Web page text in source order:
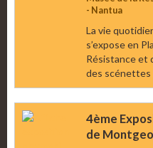
- Nantua
La vie
s’expose en
Résistance et
des scénettes
4ème
de